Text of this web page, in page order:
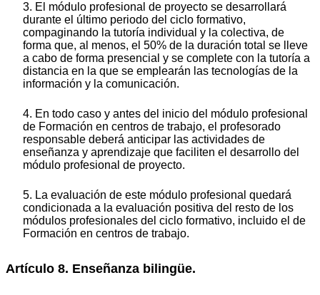
3. El módulo profesional de proyecto se desarrollará
durante el último periodo del ciclo formativo,
compaginando la tutoría individual y la colectiva, de
forma que, al menos, el 50% de la duración total se lleve
a cabo de forma presencial y se complete con la tutoría a
distancia en la que se emplearán las tecnologías de la
información y la comunicación.
4. En todo caso y antes del inicio del módulo profesional
de Formación en centros de trabajo, el profesorado
responsable deberá anticipar las actividades de
enseñanza y aprendizaje que faciliten el desarrollo del
módulo profesional de proyecto.
5. La evaluación de este módulo profesional quedará
condicionada a la evaluación positiva del resto de los
módulos profesionales del ciclo formativo, incluido el de
Formación en centros de trabajo.
Artículo 8. Enseñanza bilingüe.